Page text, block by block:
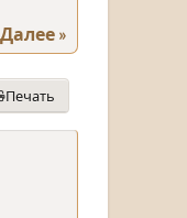
Далее »
Печать